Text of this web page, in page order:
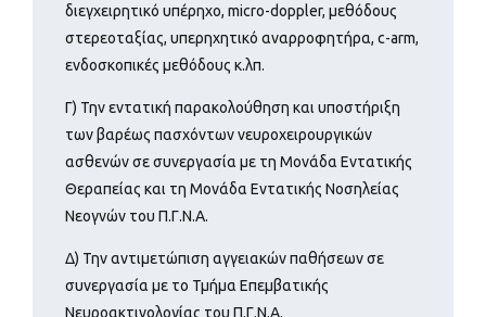
διεγχειρητικό υπέρηχο, micro-doppler, μεθόδους
στερεοταξίας, υπερηχητικό αναρροφητήρα, c-arm,
ενδοσκοπικές μεθόδους κ.λπ.
Γ) Την εντατική παρακολούθηση και υποστήριξη
των βαρέως πασχόντων νευροχειρουργικών
ασθενών σε συνεργασία με τη Μονάδα Εντατικής
Θεραπείας και τη Μονάδα Εντατικής Νοσηλείας
Νεογνών του Π.Γ.Ν.Α.
Δ) Την αντιμετώπιση αγγειακών παθήσεων σε
συνεργασία με το Τμήμα Επεμβατικής
Νευροακτινολογίας του Π.Γ.Ν.Α.